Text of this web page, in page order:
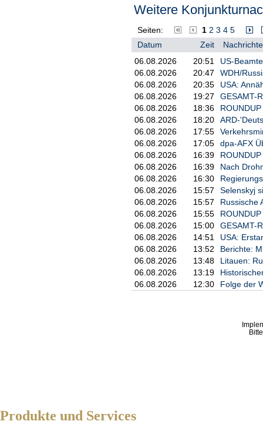
Weitere
Seiten: 1 2 3 4 5
Datum
Zeit
06.08.2026
20:51
US-
06.08.2026
20:47
WDH/
06.08.2026
20:35
USA:
06.08.2026
19:27
GESAMT-
06.08.2026
18:36
06.08.2026
18:20
ARD-
06.08.2026
17:55
06.08.2026
17:05
dpa-AFX
06.08.2026
16:39
06.08.2026
16:39
Nach
06.08.2026
16:30
06.08.2026
15:57
Selenskyj
06.08.2026
15:57
Russische
06.08.2026
15:55
06.08.2026
15:00
GESAMT-
06.08.2026
14:51
USA:
06.08.2026
13:52
Berichte:
06.08.2026
13:48
Litauen:
06.08.2026
13:19
06.08.2026
12:30 Folge der
Produkte und Services